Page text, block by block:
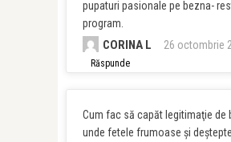
pupaturi pasionale pe bezna-
program.
CORINA L 26 octombrie
Răspunde
Cum fac să capăt legitimaţie de
unde fetele frumoase şi